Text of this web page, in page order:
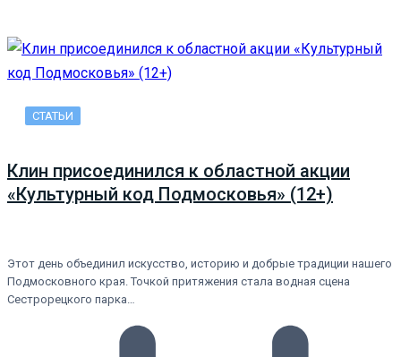
СТАТЬИ
Клин присоединился к областной акции
«Культурный код Подмосковья» (12+)
Этот день объединил искусство, историю и добрые традиции нашего
Подмосковного края. Точкой притяжения стала водная сцена
Сестрорецкого парка…